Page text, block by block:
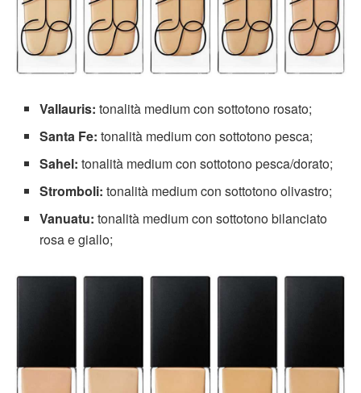
Vallauris:tonalità medium con sottotono rosato;
Santa Fe:tonalità mediumcon sottotono pesca;
Sahel: tonalità medium con sottotono pesca/dorato;
Stromboli: tonalità medium con sottotono olivastro;
Vanuatu:tonalità medium con sottotono bilanciato
rosa e giallo;